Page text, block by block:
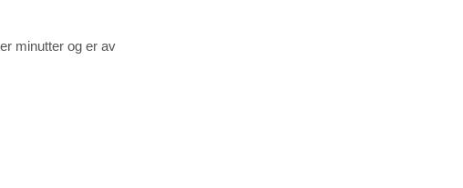
minutter og er av